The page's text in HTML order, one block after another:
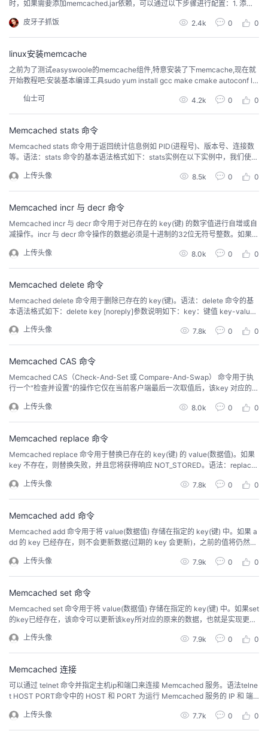
时，如果需要添加​​memcached.jar​​依赖，可以通过以下步骤进行配置：1. 添加
从该仓库中下载​​memcached.jar​​。如果你使用的是​​memcached​​的官方发行
版，你可以添加以下仓库配...
皮牙子抓饭 2.4k 0 0
linux安装memcache
之前为了测试easyswoole的memcache组件,特意安装了下memcache,现在就
开始教程吧:安装基本编译工具sudo yum install gcc make cmake autoconf lib
libevent的忽略)进入https://github.com/libeve...
仙士可 4.2k 0 0
Memcached stats 命令
Memcached stats 命令用于返回统计信息例如 PID(进程号)、版本号、连接数
等。语法：stats 命令的基本语法格式如下：stats实例在以下实例中，我们使用
5022STAT time 1415208270STAT version 1.4.14STAT libe...
上传头像 8.5k 0 0
Memcached incr 与 decr 命令
Memcached incr 与 decr 命令用于对已存在的 key(键) 的数字值进行自增或自
减操作。incr 与 decr 命令操作的数据必须是十进制的32位无符号整数。如果 k
R，其他错误返回 ERROR。incr 命令语法：incr 命令的基本语法格式如下：inc
r key increment_...
上传头像 8.0k 0 0
Memcached delete 命令
Memcached delete 命令用于删除已存在的 key(键)。语法：delete 命令的基
本语法格式如下：delete key [noreply]参数说明如下：key：键值 key-value
返回数据实例在以下实例中，我们使用 runoob 作为 key，过期时间设置为 90
0 秒。之后我们使用 de...
上传头像 7.8k 0 0
Memcached CAS 命令
Memcached CAS（Check-And-Set 或 Compare-And-Swap） 命令用于执
行一个"检查并设置"的操作它仅在当前客户端最后一次取值后，该key 对应的值
数进行的， 这个参数是Memcach指定给已经存在的元素的一个唯一的64位
值。语法：CAS 命令的基本语法格式如下：cas key f...
上传头像 8.0k 0 0
Memcached replace 命令
Memcached replace 命令用于替换已存在的 key(键) 的 value(数据值)。如果
key 不存在，则替换失败，并且您将获得响应 NOT_STORED。语法：replace
数说明如下：key：键值 key-value 结构中的 key，用于查找缓存值。f...
上传头像 7.8k 0 0
Memcached add 命令
Memcached add 命令用于将 value(数据值) 存储在指定的 key(键) 中。如果 a
dd 的 key 已经存在，则不会更新数据(过期的 key 会更新)，之前的值将仍然保
下：add key flags exptime bytes [noreply]value参数说明如下：key：键值 k
ey-...
上传头像 7.9k 0 0
Memcached set 命令
Memcached set 命令用于将 value(数据值) 存储在指定的 key(键) 中。如果set
的key已经存在，该命令可以更新该key所对应的原来的数据，也就是实现更新
oreply] value 参数说明如下：key：键值 key-value 结构中的 key，用于查找
缓存值。...
上传头像 7.9k 0 0
Memcached 连接
可以通过 telnet 命令并指定主机ip和端口来连接 Memcached 服务。语法telne
t HOST PORT命令中的 HOST 和 PORT 为运行 Memcached 服务的 IP 和 端
t 命令。本实例的 Memcached 服务运行的主机为 127.0.0.1（本机） 、端口为
11211...
上传头像 7.7k 0 0